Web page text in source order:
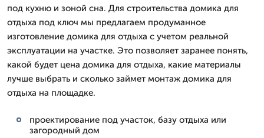
под кухню и зоной сна. Для строительства домика для
отдыха под ключ мы предлагаем продуманное
изготовление домика для отдыха с учетом реальной
эксплуатации на участке. Это позволяет заранее понять,
какой будет цена домика для отдыха, какие материалы
лучше выбрать и сколько займет монтаж домика для
отдыха на площадке.
проектирование под участок, базу отдыха или
загородный дом